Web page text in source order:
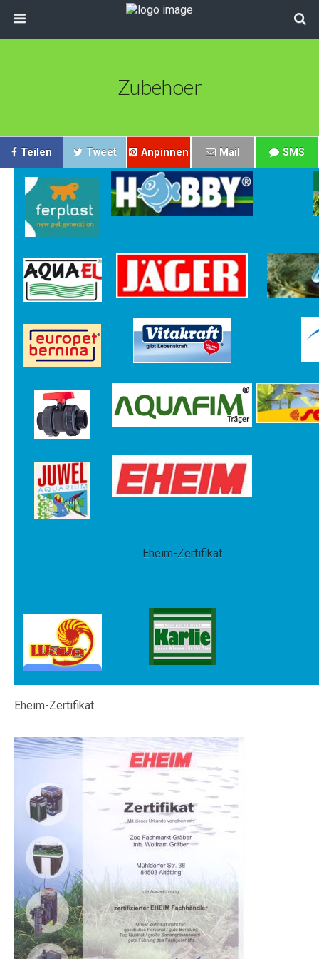
Zubehoer
Teilen Tweet Anpinnen Mail SMS
Eheim-Zertifikat
Eheim-Zertifikat